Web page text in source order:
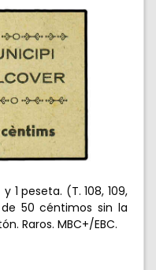
1 peseta. (T. 108, 109,
de 50 céntimos sin la
Raros. MBC+/EBC.